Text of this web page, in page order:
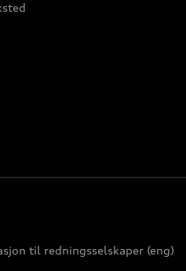
til redningsselskaper (eng)